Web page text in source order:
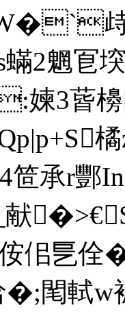
|W�`
s蟎2魍
媡3蒈
笸承 r
佀乬佺
�;閐軾